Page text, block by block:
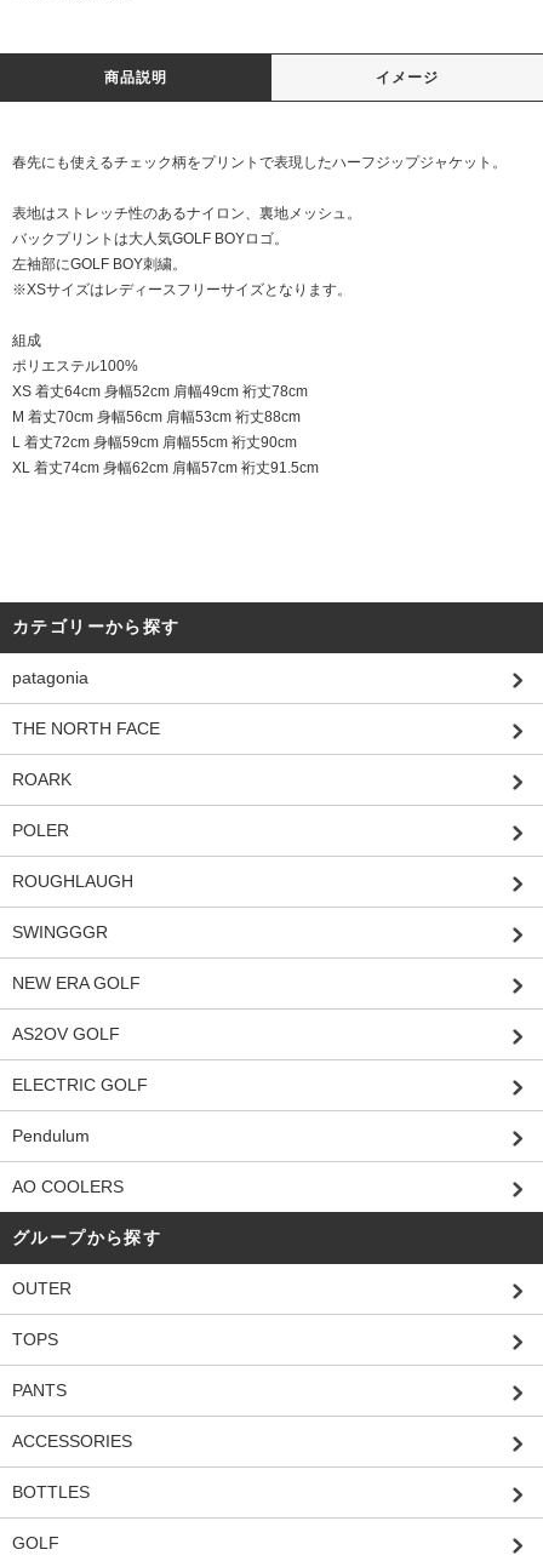
商品説明 イメージ
春先にも使えるチェック柄をプリントで表現したハーフジップジャケット。
表地はストレッチ性のあるナイロン、裏地メッシュ。
バックプリントは大人気GOLF BOYロゴ。
左袖部にGOLF BOY刺繍。
※XSサイズはレディースフリーサイズとなります。
組成
ポリエステル100%
XS 着丈64cm 身幅52cm 肩幅49cm 裄丈78cm
M 着丈70cm 身幅56cm 肩幅53cm 裄丈88cm
L 着丈72cm 身幅59cm 肩幅55cm 裄丈90cm
XL 着丈74cm 身幅62cm 肩幅57cm 裄丈91.5cm
カテゴリーから探す
patagonia
THE NORTH FACE
ROARK
POLER
ROUGHLAUGH
SWINGGGR
NEW ERA GOLF
AS2OV GOLF
ELECTRIC GOLF
Pendulum
AO COOLERS
グループから探す
OUTER
TOPS
PANTS
ACCESSORIES
BOTTLES
GOLF